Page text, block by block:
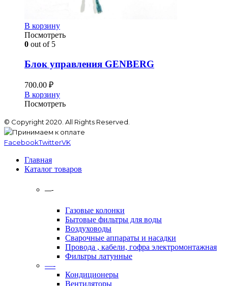
В корзину
Посмотреть
0 out of 5
Блок управления GENBERG
700.00 ₽
В корзину
Посмотреть
© Copyright 2020. All Rights Reserved.
FacebookTwitterVK
Главная
Каталог товаров
—-
Газовые колонки
Бытовые фильтры для воды
Воздуховоды
Сварочные аппараты и насадки
Провода , кабели, гофра электромонтажная
Фильтры латунные
—-
Кондиционеры
Вентиляторы